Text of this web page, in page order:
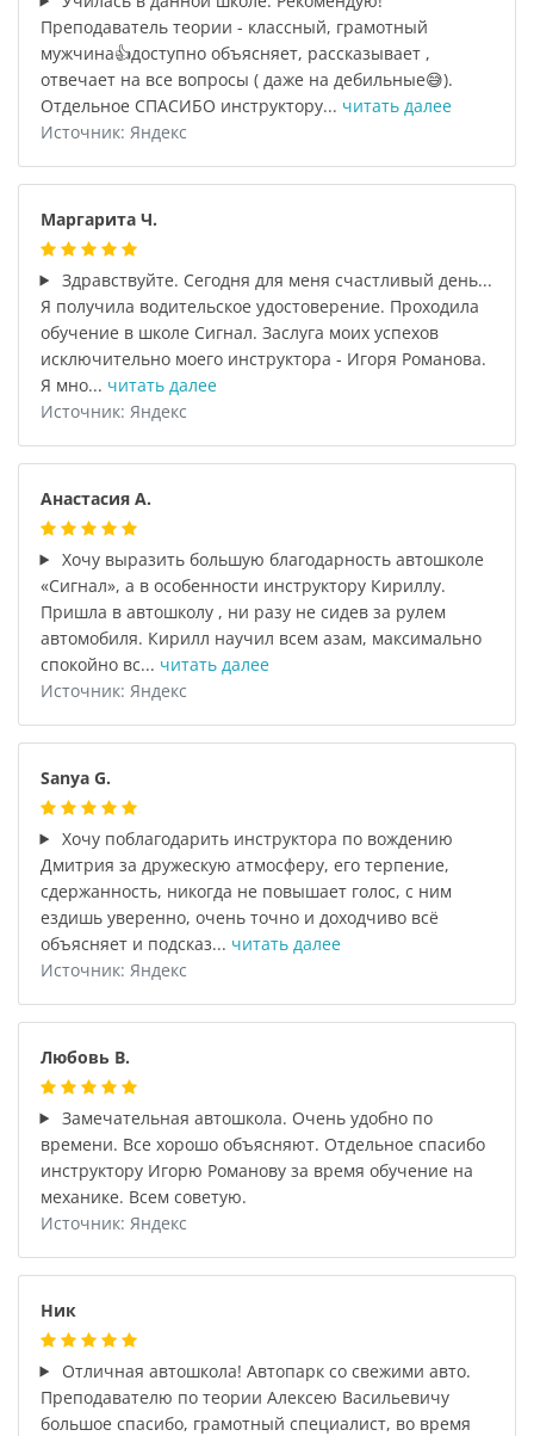
Преподаватель теории - классный, грамотный
мужчина👍доступно объясняет, рассказывает ,
отвечает на все вопросы ( даже на дебильные😅).
Отдельное СПАСИБО инструктору... читать далее
Источник: Яндекс
Маргарита Ч.
Здравствуйте. Сегодня для меня счастливый день...
Я получила водительское удостоверение. Проходила
обучение в школе Сигнал. Заслуга моих успехов
исключительно моего инструктора - Игоря Романова.
Я мно... читать далее
Источник: Яндекс
Анастасия А.
Хочу выразить большую благодарность автошколе
«Сигнал», а в особенности инструктору Кириллу.
Пришла в автошколу , ни разу не сидев за рулем
автомобиля. Кирилл научил всем азам, максимально
спокойно вс... читать далее
Источник: Яндекс
Sanya G.
Хочу поблагодарить инструктора по вождению
Дмитрия за дружескую атмосферу, его терпение,
сдержанность, никогда не повышает голос, с ним
ездишь уверенно, очень точно и доходчиво всё
объясняет и подсказ... читать далее
Источник: Яндекс
Любовь В.
Замечательная автошкола. Очень удобно по
времени. Все хорошо объясняют. Отдельное спасибо
инструктору Игорю Романову за время обучение на
механике. Всем советую.
Источник: Яндекс
Ник
Отличная автошкола! Автопарк со свежими авто.
Преподавателю по теории Алексею Васильевичу
большое спасибо, грамотный специалист, во время